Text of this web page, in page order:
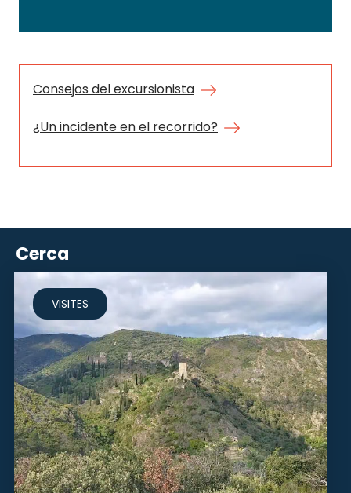
Consejos del excursionista
¿Un incidente en el recorrido?
Cerca
VISITES